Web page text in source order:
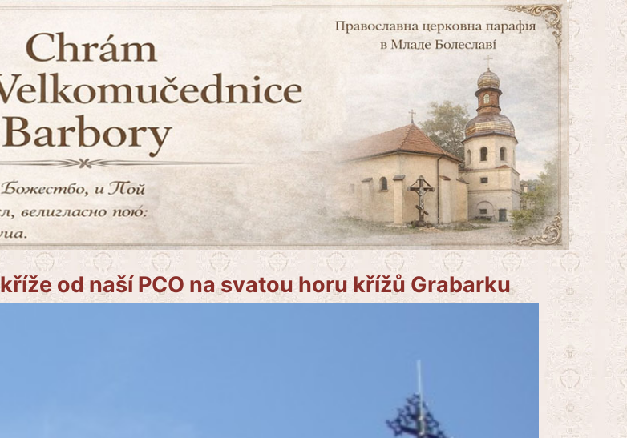
od naší PCO na svatou horu křížů Grabarku